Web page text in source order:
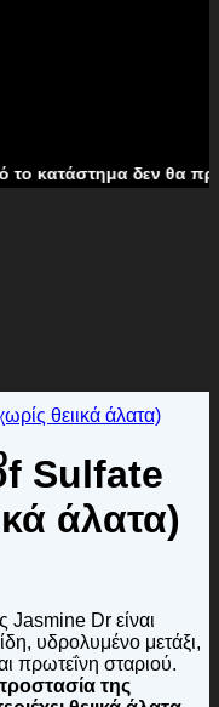
δεν θα
Sulfate
άλατα)
Dr είναι
υδρολυμένο μετάξι,
πρωτεΐνη σταριού.
της